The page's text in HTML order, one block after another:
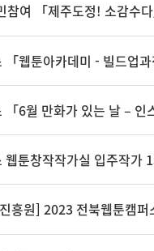
참여 「제주도정! 소감수
「웹툰아카데미 - 빌드업
6월 만화가 있는 날 – 인
툰창작작가실 입주작가
흥원] 2023 전북웹툰캠퍼